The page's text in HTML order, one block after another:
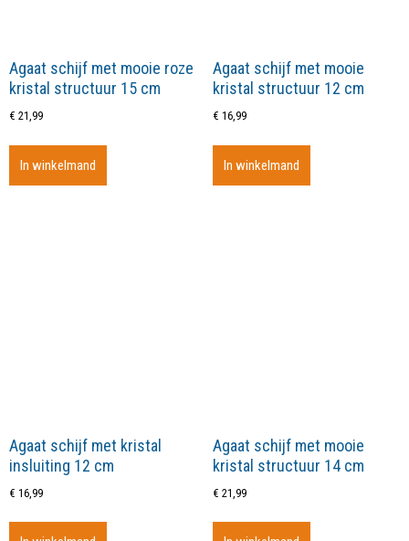
Agaat schijf met mooie roze
kristal structuur 15 cm
€ 21,99
In winkelmand
Agaat schijf met mooie
kristal structuur 12 cm
€ 16,99
In winkelmand
Agaat schijf met kristal
insluiting 12 cm
€ 16,99
Agaat schijf met mooie
kristal structuur 14 cm
€ 21,99